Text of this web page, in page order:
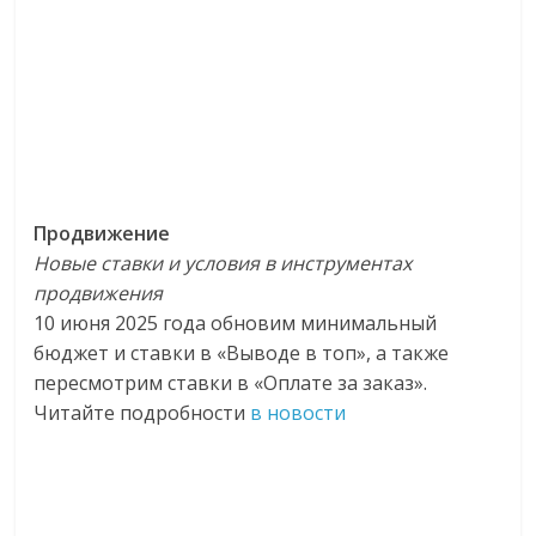
Продвижение
Новые ставки и условия в инструментах
продвижения
10 июня 2025 года обновим минимальный
бюджет и ставки в «Выводе в топ», а также
пересмотрим ставки в «Оплате за заказ».
Читайте подробности в новости